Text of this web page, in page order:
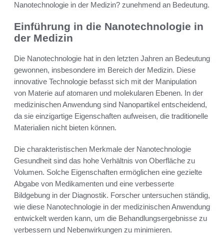
Nanotechnologie in der Medizin? zunehmend an Bedeutung.
Einführung in die Nanotechnologie in
der Medizin
Die Nanotechnologie hat in den letzten Jahren an Bedeutung
gewonnen, insbesondere im Bereich der Medizin. Diese
innovative Technologie befasst sich mit der Manipulation
von Materie auf atomaren und molekularen Ebenen. In der
medizinischen Anwendung sind Nanopartikel entscheidend,
da sie einzigartige Eigenschaften aufweisen, die traditionelle
Materialien nicht bieten können.
Die charakteristischen Merkmale der Nanotechnologie
Gesundheit sind das hohe Verhältnis von Oberfläche zu
Volumen. Solche Eigenschaften ermöglichen eine gezielte
Abgabe von Medikamenten und eine verbesserte
Bildgebung in der Diagnostik. Forscher untersuchen ständig,
wie diese Nanotechnologie in der medizinischen Anwendung
entwickelt werden kann, um die Behandlungsergebnisse zu
verbessern und Nebenwirkungen zu minimieren.